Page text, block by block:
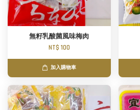
無籽乳酸菌風味梅肉
NT$ 100
加入購物車